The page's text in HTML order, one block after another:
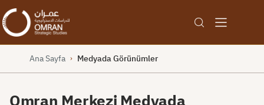
Ana Sayfa › Medyada Görünümler